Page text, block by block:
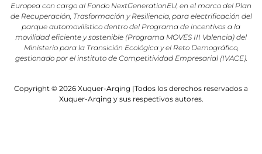
Europea con cargo al Fondo NextGenerationEU, en el marco del Plan
de Recuperación, Trasformación y Resiliencia, para electrificación del
parque automovilístico dentro del Programa de incentivos a la
movilidad eficiente y sostenible (Programa MOVES III Valencia) del
Ministerio para la Transición Ecológica y el Reto Demográfico,
gestionado por el instituto de Competitividad Empresarial (IVACE).
Copyright © 2026 Xuquer-Arqing |Todos los derechos reservados a
Xuquer-Arqing y sus respectivos autores.